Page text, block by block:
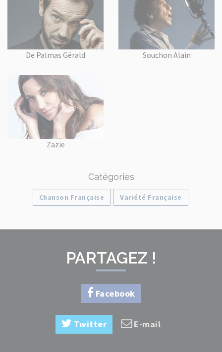
De Palmas Gérald Souchon Alain
Zazie
Catégories
Chanson Française Variété Française
PARTAGEZ !
Facebook
Twitter E-mail